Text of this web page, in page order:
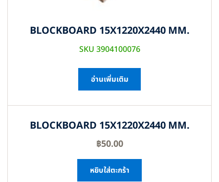
BLOCKBOARD 15X1220X2440 MM.
SKU 3904100076
อ่านเพิ่มเติม
BLOCKBOARD 15X1220X2440 MM.
฿50.00
หยิบใส่ตะกร้า